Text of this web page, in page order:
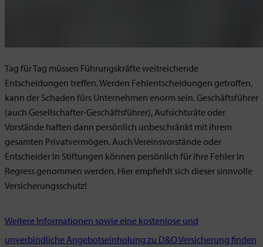
Tag für Tag müssen Führungskräfte weitreichende
Entscheidungen treffen. Werden Fehlentscheidungen getroffen,
kann der Schaden fürs Unternehmen enorm sein. Geschäftsführer
(auch Gesellschafter-Geschäftsführer), Aufsichtsräte oder
Vorstände haften dann persönlich unbeschränkt mit ihrem
gesamten Privatvermögen. Auch Vereinsvorstände oder
Entscheider in Stiftungen können persönlich für ihre Fehler in
Regress genommen werden. Hier empfiehlt sich dieser sinnvolle
Versicherungsschutz!
Weitere Informationen sowie eine kostenlose und
unverbindliche Angebotseinholung zu D&O Versicherung finden